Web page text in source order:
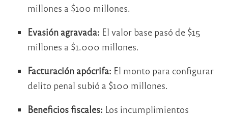
millones a $100 millones.
Evasión agravada: El valor base pasó de $15
millones a $1.000 millones.
Facturación apócrifa: El monto para configurar
delito penal subió a $100 millones.
Beneficios fiscales: Los incumplimientos